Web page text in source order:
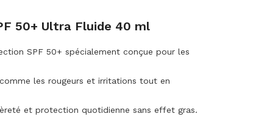
50+ Ultra Fluide 40 ml
SPF 50+ spécialement conçue pour les
les rougeurs et irritations tout en
et protection quotidienne sans effet gras.